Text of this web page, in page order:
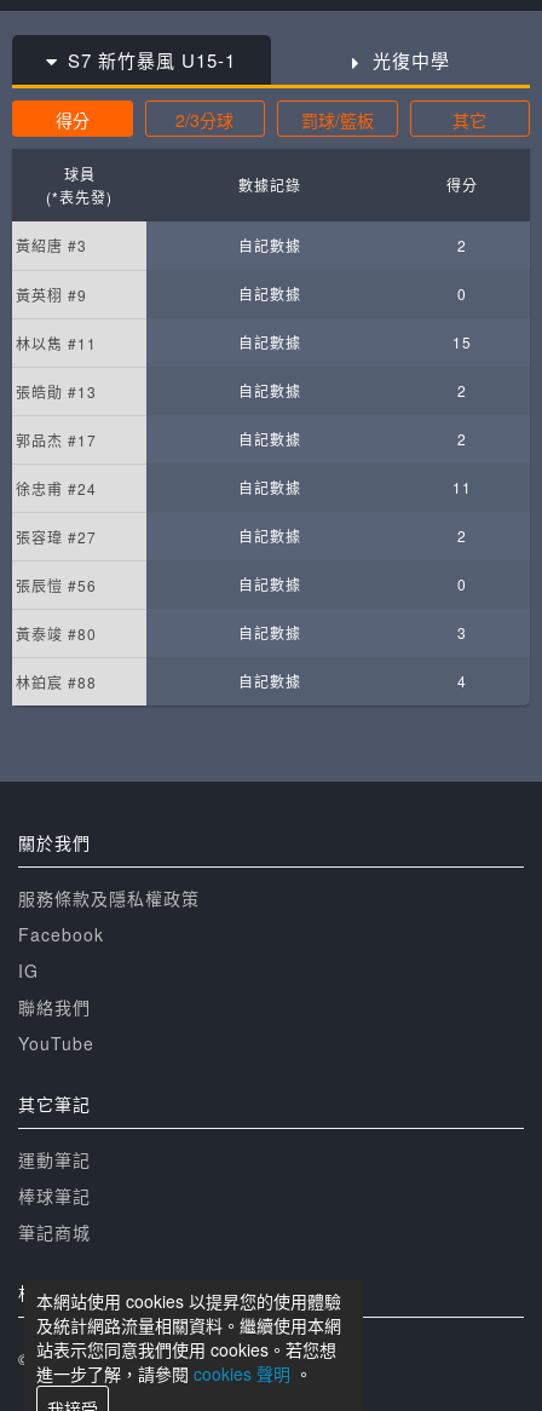
S7 新竹暴風 U15-1 光復中學
得分 2/3分球 罰球/籃板 其它
球員
(*表先發)
數據記錄 得分
黃紹唐 #3 自記數據 2
黃英栩 #9 自記數據 0
林以雋 #11 自記數據 15
張皓勛 #13 自記數據 2
郭品杰 #17 自記數據 2
徐忠甫 #24 自記數據 11
張容瑋 #27 自記數據 2
張辰愷 #56 自記數據 0
黃泰竣 #80 自記數據 3
林鉑宸 #88 自記數據 4
本網站使用 cookies 以提昇您的使用體驗
及統計網路流量相關資料。繼續使用本網
站表示您同意我們使用 cookies。若您想
進一步了解，請參閱 cookies 聲明 。
關於我們
服務條款及隱私權政策
Facebook
IG
聯絡我們
YouTube
其它筆記
運動筆記
棒球筆記
筆記商城
相關網站
© 籃球筆記 版權所有